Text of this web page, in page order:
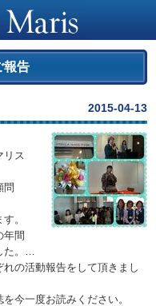
告
2015-04-13
リス
問
。
年間
。 …
の活動報告をして頂きまし
今一度お読みください。